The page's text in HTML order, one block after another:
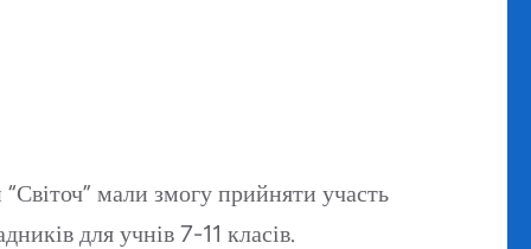
мали змогу прийняти участь
для учнів 7-11 класів.